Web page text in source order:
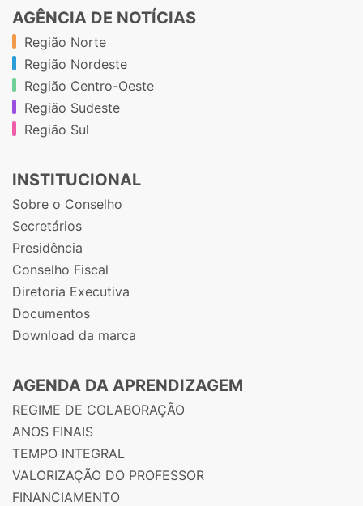
AGÊNCIA DE NOTÍCIAS
Região Norte
Região Nordeste
Região Centro-Oeste
Região Sudeste
Região Sul
INSTITUCIONAL
Sobre o Conselho
Secretários
Presidência
Conselho Fiscal
Diretoria Executiva
Documentos
Download da marca
AGENDA DA APRENDIZAGEM
REGIME DE COLABORAÇÃO
ANOS FINAIS
TEMPO INTEGRAL
VALORIZAÇÃO DO PROFESSOR
FINANCIAMENTO